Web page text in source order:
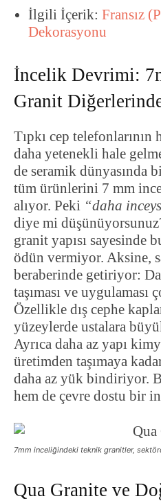
İlgili İçerik: Fransız
Dekorasyonu
İncelik Devrimi:
Granit
Tıpkı cep
daha yetenekli hale
de seramik dünyasında
tüm ürünlerini 7 mm
alıyor. Peki “daha
diye mi
granit yapısı sayesinde
ödün vermiyor. Aksine,
beraberinde getiriyor:
taşıması ve uygulaması
Özellikle dış cephe
yüzeylerde ustalara
Ayrıca daha az yapı
üretimden taşımaya
daha az yük bindiriyor.
hem de çevre dostu bir
7mm inceliğindeki teknik granitler,
Qua Granite ve